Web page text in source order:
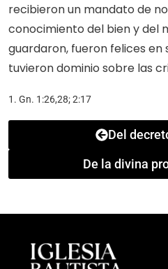
recibieron un mandato de
conocimiento del bien y del
guardaron, fueron felices en
tuvieron dominio sobre las
1. Gn. 1:26,28; 2:17
Del
De la divina